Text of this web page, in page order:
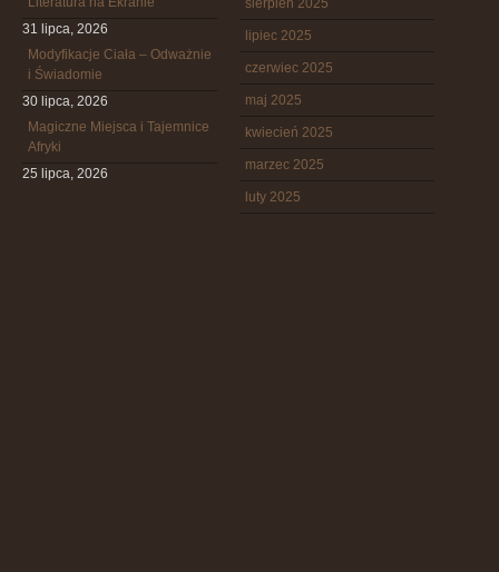
31 lipca, 2026
Modyfikacje Ciała – Odważnie
i Świadomie
30 lipca, 2026
Magiczne Miejsca i Tajemnice
Afryki
25 lipca, 2026
sierpień 2025
lipiec 2025
czerwiec 2025
maj 2025
kwiecień 2025
marzec 2025
luty 2025